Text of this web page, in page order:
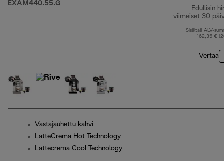
EXAM440.55.G
Edullisin
viimeiset 30
Sisältää ALV-
162,35 €
Vertaa
Vastajauhettu kahvi
LatteCrema Hot Technology
Lattecrema Cool Technology